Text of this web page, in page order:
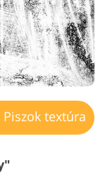
Piszok textúra